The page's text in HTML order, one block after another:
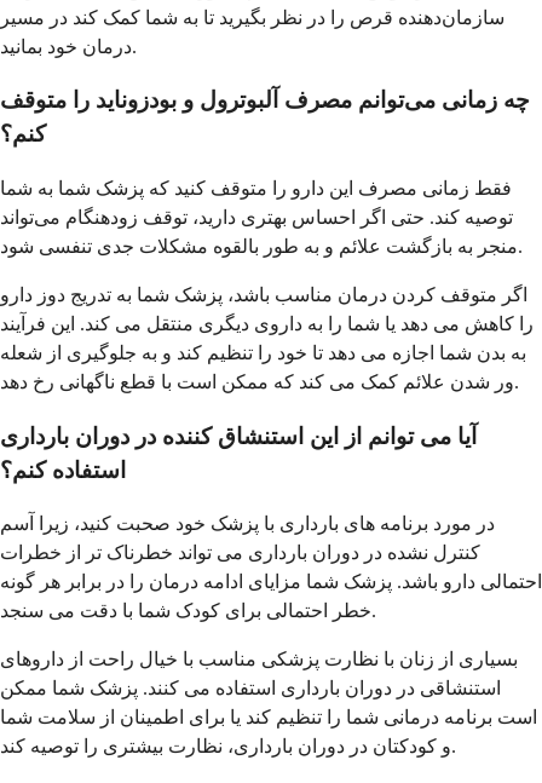
سازمان‌دهنده قرص را در نظر بگیرید تا به شما کمک کند در مسیر
درمان خود بمانید.
چه زمانی می‌توانم مصرف آلبوترول و بودزوناید را متوقف
کنم؟
فقط زمانی مصرف این دارو را متوقف کنید که پزشک شما به شما
توصیه کند. حتی اگر احساس بهتری دارید، توقف زودهنگام می‌تواند
منجر به بازگشت علائم و به طور بالقوه مشکلات جدی تنفسی شود.
اگر متوقف کردن درمان مناسب باشد، پزشک شما به تدریج دوز دارو
را کاهش می دهد یا شما را به داروی دیگری منتقل می کند. این فرآیند
به بدن شما اجازه می دهد تا خود را تنظیم کند و به جلوگیری از شعله
ور شدن علائم کمک می کند که ممکن است با قطع ناگهانی رخ دهد.
آیا می توانم از این استنشاق کننده در دوران بارداری
استفاده کنم؟
در مورد برنامه های بارداری با پزشک خود صحبت کنید، زیرا آسم
کنترل نشده در دوران بارداری می تواند خطرناک تر از خطرات
احتمالی دارو باشد. پزشک شما مزایای ادامه درمان را در برابر هر گونه
خطر احتمالی برای کودک شما با دقت می سنجد.
بسیاری از زنان با نظارت پزشکی مناسب با خیال راحت از داروهای
استنشاقی در دوران بارداری استفاده می کنند. پزشک شما ممکن
است برنامه درمانی شما را تنظیم کند یا برای اطمینان از سلامت شما
و کودکتان در دوران بارداری، نظارت بیشتری را توصیه کند.